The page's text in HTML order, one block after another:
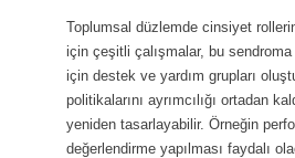
Toplumsal düzlemde cinsiyet
için çeşitli çalışmalar, bu
için destek ve yardım grupları
politikalarını ayrımcılığı ortadan
yeniden tasarlayabilir. Örneğin
değerlendirme yapılması faydalı